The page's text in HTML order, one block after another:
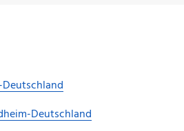
Deutschland